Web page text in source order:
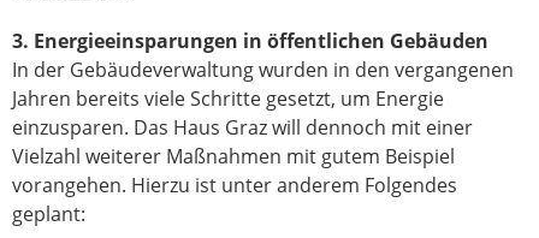
3. Energieeinsparungen in öffentlichen Gebäuden
In der Gebäudeverwaltung wurden in den vergangenen
Jahren bereits viele Schritte gesetzt, um Energie
einzusparen. Das Haus Graz will dennoch mit einer
Vielzahl weiterer Maßnahmen mit gutem Beispiel
vorangehen. Hierzu ist unter anderem Folgendes
geplant: